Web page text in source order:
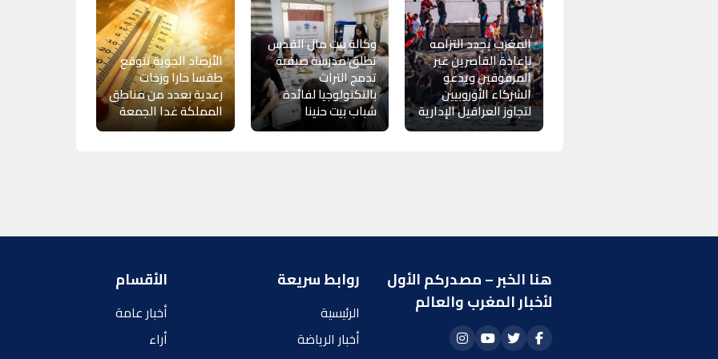
المغرب يجدد التزامه
بإعادة القاصرين غير
المرفوقين ويدعو
الشركاء الأوروبيين
لتجاوز العراقيل الإدارية
وكالة بيت مال القدس
تطلق مدرسة صيفية
تدمج التراث
بالتكنولوجيا لفائدة
شباب بيت حنينا
الأرصاد الجوية تتوقع
طقسا حارا وزخات
رعدية بعدد من مناطق
المملكة غدا الجمعة
هنا الخبر – مصدركم الأول
لأخبار المغرب والعالم
روابط سريعة
الرئيسية
أخبار الرياضة
الأقسام
أخبار عامة
أراء